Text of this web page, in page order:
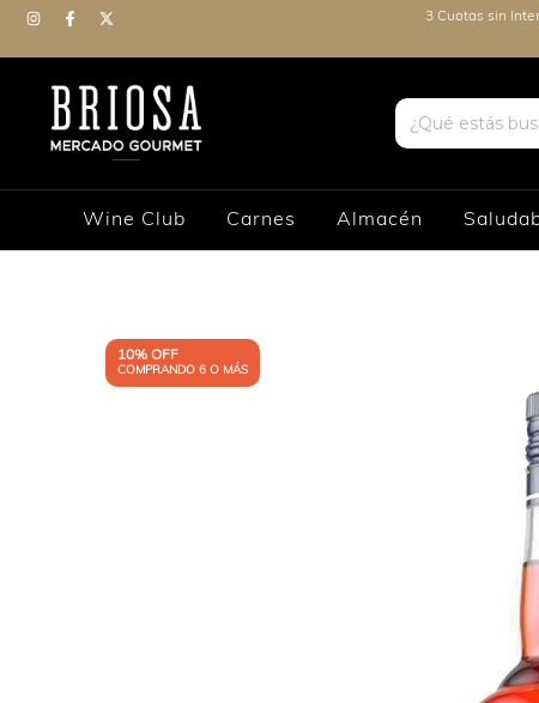
3 Cuotas sin
Wine Club Carnes Almacén
10% OFF
COMPRANDO 6 O MÁS